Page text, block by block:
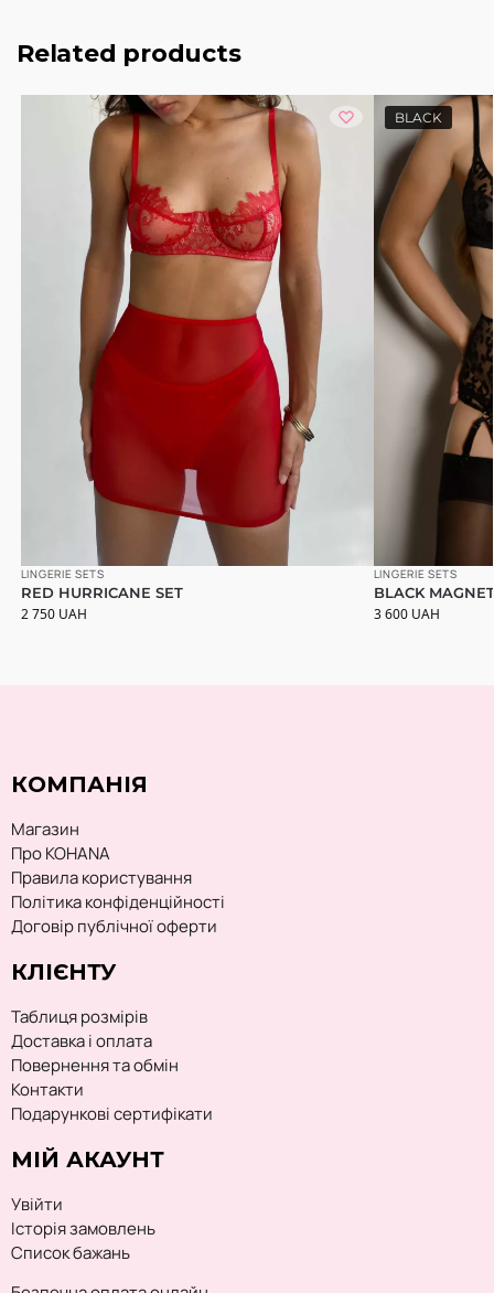
Related products
LINGERIE SETS
RED HURRICANE SET
2 750 UAH
BLACK
LINGERIE SETS
BLACK
3 600 UAH
КОМПАНІЯ
Магазин
Про KOHANA
Правила користування
Політика конфіденційності
Договір публічної оферти
КЛІЄНТУ
Таблиця розмірів
Доставка і оплата
Повернення та обмін
Контакти
Подарункові сертифікати
МІЙ АКАУНТ
Увійти
Історія замовлень
Список бажань